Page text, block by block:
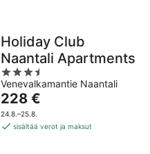
Holiday Club
Naantali Apartments
3.5
out
of
5
Venevalkamantie Naantali
Hinta
on
228 €
228 €
24.8.–25.8.
sisältää verot ja maksut